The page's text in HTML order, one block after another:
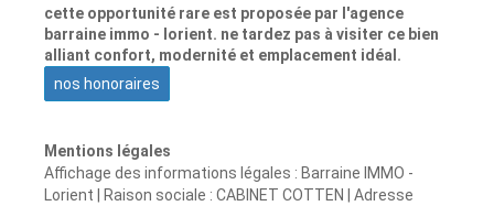
cette opportunité rare est proposée par l'agence
barraine immo - lorient. ne tardez pas à visiter ce bien
alliant confort, modernité et emplacement idéal.
nos honoraires
Mentions légales
Affichage des informations légales : Barraine IMMO -
Lorient | Raison sociale : CABINET COTTEN | Adresse